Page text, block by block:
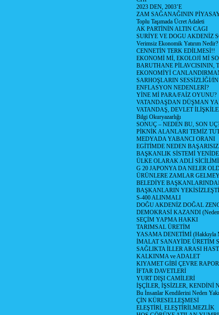
2023 DEN, 2003’E
ZAM SAĞANAĞININ
Toplu Taşımada Ücret Adaleti
AK PARTİNİN ALTIN CAGI
SURİYE VE DOGU AKDENİZ
Verimsiz Ekonomik Yatırım Nedir?
CENNETİN TERK EDİLMESİ!!
EKONOMİ Mİ, EKOLOJİ Mİ
BARUTHANE PİLAVCISININ,
EKONOMİYİ
SARHOŞLARIN SESSİZLİĞİ/
ENFLASYON NEDENLERİ?
YİNE Mİ PARA/FAİZ OYUNU?
VATANDAŞDAN DÜŞMAN
VATANDAŞ, DEVLET
Bilgi Okuryazarlığı
SONUÇ – NEDEN BU, SON
PİKNİK ALANLARI TEMİZ
MEDYADA YABANCI ORANI
EGİTİMDE NEDEN
BAŞKANLIK SİSTEMİ
ÜLKE OLARAK ADLİ
G 20 JAPONYA DA NELER
ÜRÜNLERE ZAMLAR
BELEDİYE
BAŞKANLARIN
S-400 ALINMALI
DOĞU AKDENİZ DOĞAL
DEMOKRASİ KAZANDI (Neden
SEÇİM YAPMA HAKKI
TARIMSAL ÜRETİM
YASAMA DENETİMİ (Hakkıyla
İMALAT SANAYİDE ÜRETİM
SAĞLIKTA İLLER ARASI
KALKINMA ve ADALET
KIYAMET GİBİ ÇEVRE
İFTAR DAVETLERİ
YURT DIŞI CAMİLERİ
İŞÇİLER, İŞSİZLER, KENDİNİ
Bu İnsanlar Kendilerini Neden
ÇİN KÜRESELLEŞMESİ
ELEŞTİRİ, ELEŞTİRİLMEZLİK